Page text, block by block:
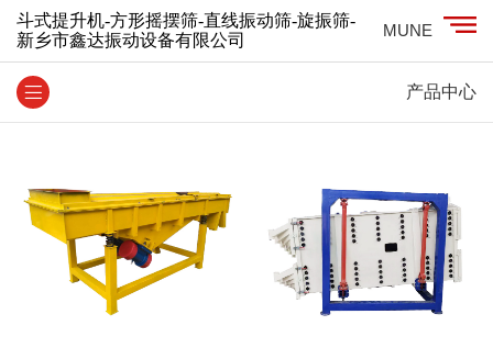
斗式提升机-方形摇摆筛-直线振动筛-旋振筛-
新乡市鑫达振动设备有限公司
MUNE
产品中心